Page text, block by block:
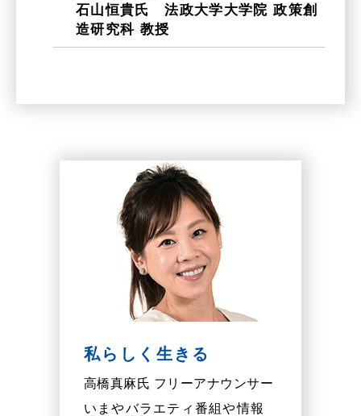
石山恒貴氏 法政大学大学院 政策創
造研究科 教授
私らしく生きる
高橋真麻氏 フリーアナウンサー
いまやバラエティ番組や情報